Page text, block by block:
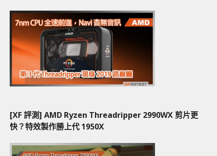
[XF 評測] AMD Ryzen Threadripper 2990WX 剪片更
快？特效製作勝上代 1950X